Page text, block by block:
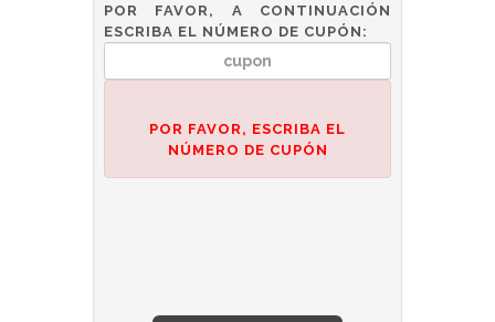
POR FAVOR, A CONTINUACIÓN
ESCRIBA EL NÚMERO DE CUPÓN:
POR FAVOR, ESCRIBA EL
NÚMERO DE CUPÓN